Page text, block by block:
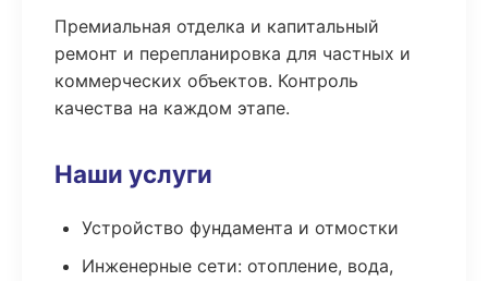
Премиальная отделка и капитальный
ремонт и перепланировка для частных и
коммерческих объектов. Контроль
качества на каждом этапе.
Наши услуги
Устройство фундамента и отмостки
Инженерные сети: отопление, вода,